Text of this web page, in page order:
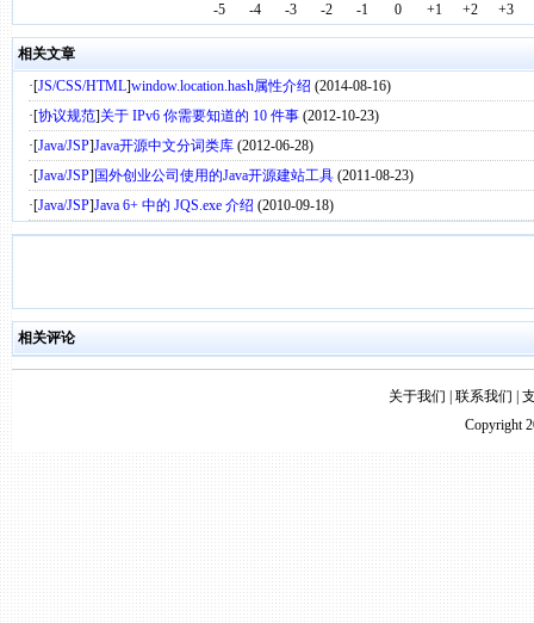
-5 -4 -3 -2 -1 0 +1 +2 +3
相关文章
·[JS/CSS/HTML]window.location.hash属性介绍 (2014-08-16)
·[协议规范]关于 IPv6 你需要知道的 10 件事 (2012-10-23)
·[Java/JSP]Java开源中文分词类库 (2012-06-28)
·[Java/JSP] 国外创业公司使用的Java开源建站工具 (2011-08-23)
·[Java/JSP]Java 6+ 中的 JQS.exe 介绍 (2010-09-18)
相关评论
关于我们 联系我们
Copyright